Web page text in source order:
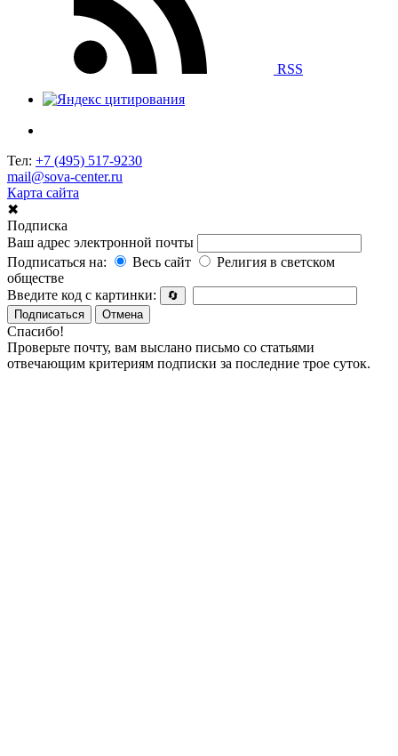
RSS
Тел: +7 (495) 517-9230
mail@sova-center.ru
Карта сайта
✖
Подписка
Ваш адрес электронной почты
Подписаться на:
Весь сайт
Религия в светском
обществе
Введите код с картинки:
🔄
Подписаться
Отмена
Спасибо!
Проверьте почту, вам выслано письмо со статьями
отвечающим критериям подписки за последние трое суток.